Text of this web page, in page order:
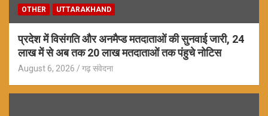
OTHER UTTARAKHAND
प्रदेश में विसंगति और अनमैप्ड मतदाताओं की सुनवाई जारी, 24
लाख में से अब तक 20 लाख मतदाताओं तक पंहुचे नोटिस
August 6, 2026 गढ़ संवेदना